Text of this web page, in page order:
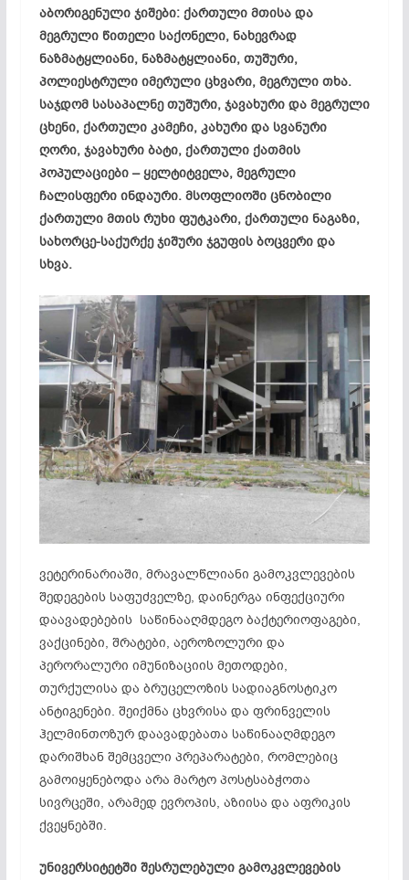
აბორიგენული ჯიშები: ქართული მთისა და
მეგრული წითელი საქონელი, ნახევრად
ნაზმატყლიანი, ნაზმატყლიანი, თუშური,
პოლიესტრული იმერული ცხვარი, მეგრული თხა.
საჯდომ სასაპალნე თუშური, ჯავახური და მეგრული
ცხენი, ქართული კამეჩი, კახური და სვანური
ღორი, ჯავახური ბატი, ქართული ქათმის
პოპულაციები – ყელტიტველა, მეგრული
ჩალისფერი ინდაური. მსოფლიოში ცნობილი
ქართული მთის რუხი ფუტკარი, ქართული ნაგაზი,
სახორცე-საქურქე ჯიშური ჯგუფის ბოცვერი და
სხვა.
ვეტერინარიაში, მრავალწლიანი გამოკვლევების
შედეგების საფუძველზე, დაინერგა ინფექციური
დაავადებების საწინააღმდეგო ბაქტერიოფაგები,
ვაქცინები, შრატები, აეროზოლური და
პერორალური იმუნიზაციის მეთოდები,
თურქულისა და ბრუცელოზის სადიაგნოსტიკო
ანტიგენები. შეიქმნა ცხვრისა და ფრინველის
ჰელმინთოზურ დაავადებათა საწინააღმდეგო
დარიშხან შემცველი პრეპარატები, რომლებიც
გამოიყენებოდა არა მარტო პოსტსაბჭოთა
სივრცეში, არამედ ევროპის, აზიისა და აფრიკის
ქვეყნებში.
უნივერსიტეტში შესრულებული გამოკვლევების